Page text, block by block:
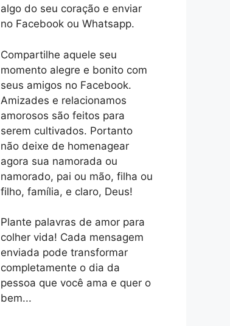
algo do seu coração e enviar
no Facebook ou Whatsapp.
Compartilhe aquele seu
momento alegre e bonito com
seus amigos no Facebook.
Amizades e relacionamos
amorosos são feitos para
serem cultivados. Portanto
não deixe de homenagear
agora sua namorada ou
namorado, pai ou mão, filha ou
filho, família, e claro, Deus!
Plante palavras de amor para
colher vida! Cada mensagem
enviada pode transformar
completamente o dia da
pessoa que você ama e quer o
bem...